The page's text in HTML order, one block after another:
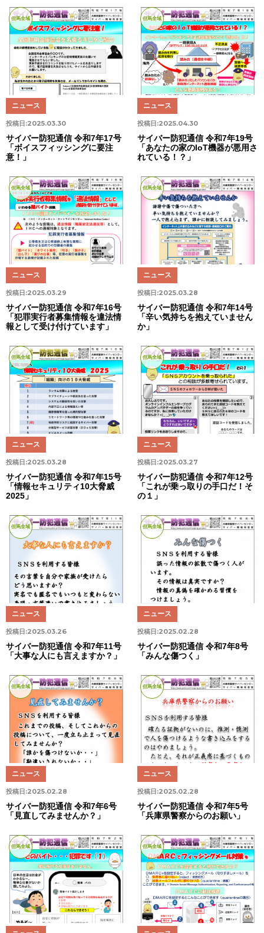
但馬全域
投稿日:2025.03.30
ニュース
サイバー防犯通信 令和7年17号
「ボイスフィッシングに要注
意！」
但馬全域
投稿日:2025.04.30
ニュース
サイバー防犯通信 令和7年19号
「あなたの家のIoT機器が悪用さ
れている！？」
但馬全域
投稿日:2025.03.29
ニュース
サイバー防犯通信 令和7年16号
「犯罪実行者募集情報を違法情
報として受け付けています」
但馬全域
投稿日:2025.03.28
ニュース
サイバー防犯通信 令和7年14号
「辛い気持ちを抱えていません
か」
但馬全域
投稿日:2025.03.28
ニュース
サイバー防犯通信 令和7年15号
「情報セキュリティ10大脅威
2025」
但馬全域
投稿日:2025.03.27
ニュース
サイバー防犯通信 令和7年12号
「これが乗っ取りの手口だ！そ
の１」
但馬全域
投稿日:2025.03.26
ニュース
サイバー防犯通信 令和7年11号
「大事な人にも言えますか？」
但馬全域
投稿日:2025.02.28
ニュース
サイバー防犯通信 令和7年8号
「みんな傷つく」
但馬全域
投稿日:2025.02.28
ニュース
サイバー防犯通信 令和7年6号
「見直してみませんか？」
但馬全域
投稿日:2025.02.28
ニュース
サイバー防犯通信 令和7年5号
「兵庫県警察からのお願い」
但馬全域 但馬全域